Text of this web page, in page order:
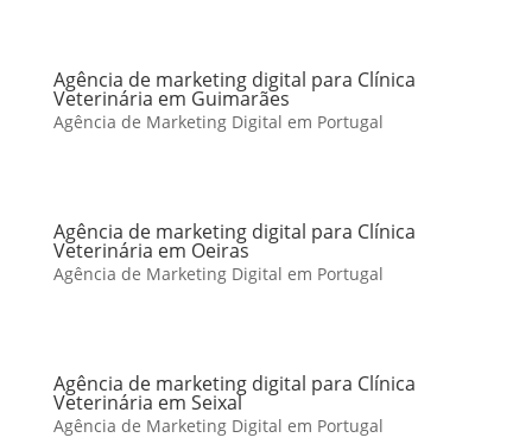
Agência de marketing digital para Clínica
Veterinária em Guimarães
Agência de Marketing Digital em Portugal
Agência de marketing digital para Clínica
Veterinária em Oeiras
Agência de Marketing Digital em Portugal
Agência de marketing digital para Clínica
Veterinária em Seixal
Agência de Marketing Digital em Portugal